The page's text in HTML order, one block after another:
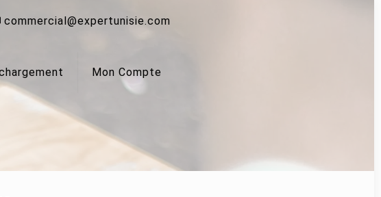
commercial@expertunisie.com
Mon Compte